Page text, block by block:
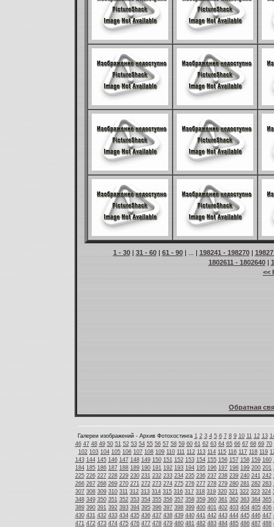
1 - 30| 31 - 60| 61 - 90| ... | 198241 - 198270|
1802611 - 1802640|
<<
Обратная
Галереи изображений - Архив Фотохостинга 1 2 3 4 5 6 7 8 9 10 11 12 13
46 47 48 49 50 51 52 53 54 55 56 57 58 59 60 61 62 63 64 65 66 67 68 69 70
102 103 104 105 106 107 108 109 110 111 112 113 114 115 116 117 118 119
143 144 145 146 147 148 149 150 151 152 153 154 155 156 157 158 159 160
184 185 186 187 188 189 190 191 192 193 194 195 196 197 198 199 200 201
225 226 227 228 229 230 231 232 233 234 235 236 237 238 239 240 241 242
266 267 268 269 270 271 272 273 274 275 276 277 278 279 280 281 282 283
307 308 309 310 311 312 313 314 315 316 317 318 319 320 321 322 323 324
348 349 350 351 352 353 354 355 356 357 358 359 360 361 362 363 364 365
389 390 391 392 393 394 395 396 397 398 399 400 401 402 403 404 405 406
430 431 432 433 434 435 436 437 438 439 440 441 442 443 444 445 446 447
471 472 473 474 475 476 477 478 479 480 481 482 483 484 485 486 487 488